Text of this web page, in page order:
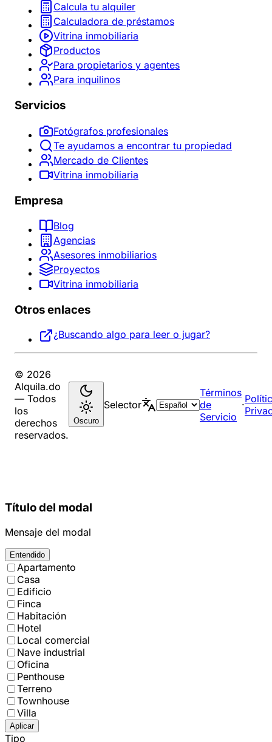
Calcula tu alquiler
Calculadora de préstamos
Vitrina inmobiliaria
Productos
Para propietarios y agentes
Para inquilinos
Servicios
Fotógrafos profesionales
Te ayudamos a encontrar tu propiedad
Mercado de Clientes
Vitrina inmobiliaria
Empresa
Blog
Agencias
Asesores inmobiliarios
Proyectos
Vitrina inmobiliaria
Otros enlaces
¿Buscando algo para leer o jugar?
© 2026
Alquila.do
— Todos
los
derechos
reservados.
Oscuro
Selector
Términos
de
Servicio
·
Título del modal
Mensaje del modal
Entendido
Apartamento
Casa
Edificio
Finca
Habitación
Hotel
Local comercial
Nave industrial
Oficina
Penthouse
Terreno
Townhouse
Villa
Aplicar
Tipo